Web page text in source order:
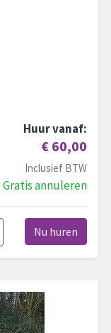
Huur vanaf:
€ 60,00
Inclusief BTW
Gratis annuleren
Nu huren